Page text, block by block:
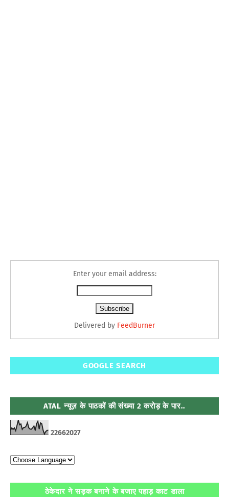
Enter your email address:
Delivered by FeedBurner
GOOGLE SEARCH
ATAL न्यूज़ के पाठकों की संख्या 2 करोड़ के पार..
22662027
ठेकेदार ने सड़क बनाने के बजाए पहाड़ काट डाला